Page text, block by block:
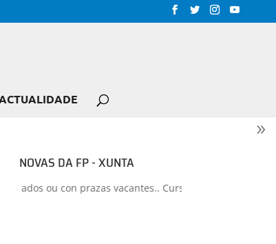
NOVAS DA FP - XUNTA
ou con prazas vacantes.. Curso 2026-2027